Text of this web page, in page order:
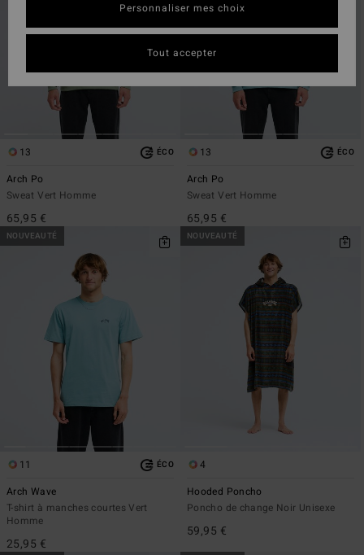
13 ÉCO
Arch Po
Sweat Vert Homme
65,95 €
13 ÉCO
Arch Po
Sweat Vert Homme
65,95 €
NOUVEAUTÉ
11 ÉCO
Arch Wave
T-shirt à manches courtes Vert
Homme
25,95 €
NOUVEAUTÉ
4
Hooded Poncho
Poncho de change Noir Unisexe
59,95 €
Personnaliser mes choix
Tout accepter